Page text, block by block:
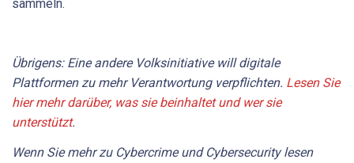
sammeln.
Übrigens: Eine andere Volksinitiative will digitale
Plattformen zu mehr Verantwortung verpflichten. Lesen Sie
hier mehr darüber, was sie beinhaltet und wer sie
unterstützt.
Wenn Sie mehr zu Cybercrime und Cybersecurity lesen